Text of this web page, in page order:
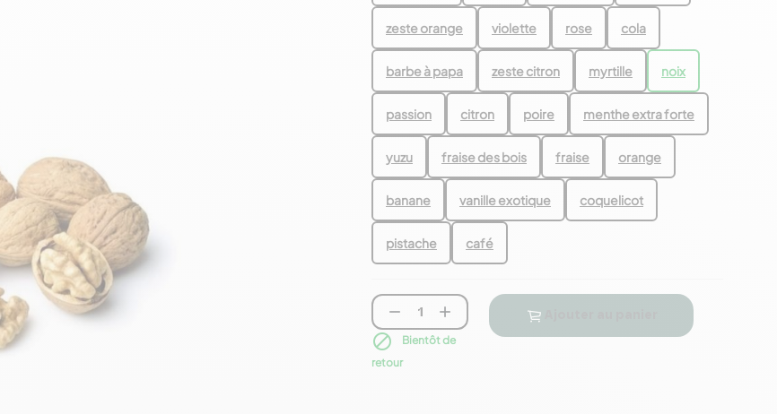
zeste orange violette rose cola
barbe à papa zeste citron myrtille noix
passion citron poire menthe extra forte
yuzu fraise des bois fraise orange
banane vanille exotique coquelicot
pistache café
 

Bientôt de
retour